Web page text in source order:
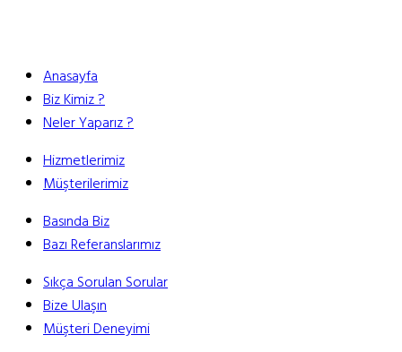
Anasayfa
Biz Kimiz ?
Neler Yaparız ?
Hizmetlerimiz
Müşterilerimiz
Basında Biz
Bazı Referanslarımız
Sıkça Sorulan Sorular
Bize Ulaşın
Müşteri Deneyimi